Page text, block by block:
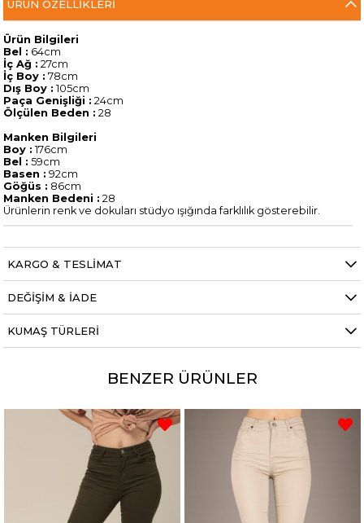
ÜRÜN ÖZELLIKLERI
Ürün Bilgileri
Bel : 64cm
İç Ağ : 27cm
İç Boy : 78cm
Dış Boy : 105cm
Paça Genişliği : 24cm
Ölçülen Beden : 28
Manken Bilgileri
Boy : 176cm
Bel : 59cm
Basen : 92cm
Göğüs : 86cm
Manken Bedeni : 28
Ürünlerin renk ve dokuları stüdyo ışığında farklılık gösterebilir.
KARGO & TESLİMAT
DEĞİŞİM & İADE
KUMAŞ TÜRLERİ
BENZER ÜRÜNLER
%42 %42